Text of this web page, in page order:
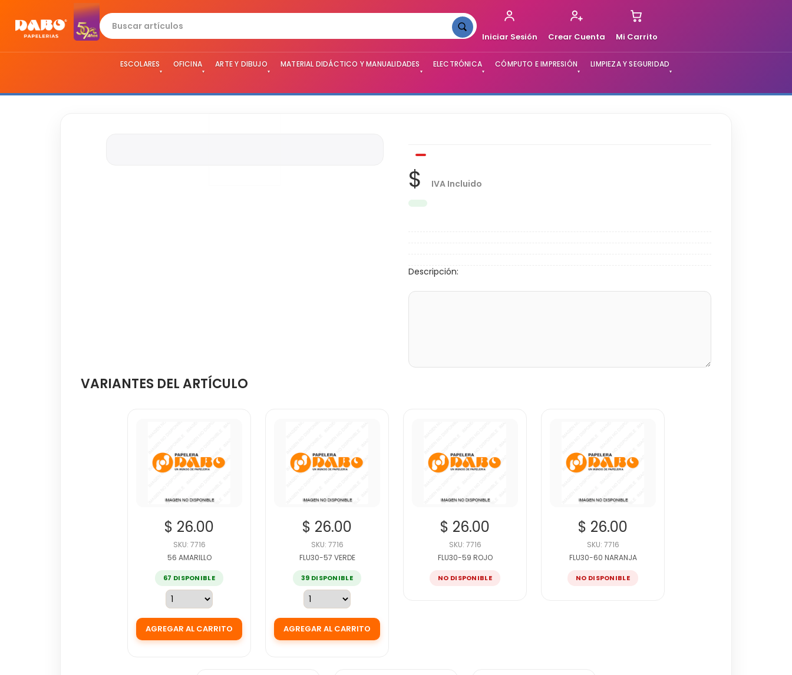
Iniciar Sesión Crear Cuenta Mi Carrito
ESCOLARES
▾
OFICINA
▾
ARTE Y DIBUJO
▾
MATERIAL DIDÁCTICO Y MANUALIDADES
▾
ELECTRÓNICA
▾
CÓMPUTO E IMPRESIÓN
▾
LIMPIEZA Y SEGURIDAD
▾
$ IVA Incluido
Descripción:
VARIANTES DEL ARTÍCULO
$ 26.00
SKU: 7716
56 AMARILLO
67 DISPONIBLE
$ 26.00
SKU: 7716
FLU30-57 VERDE
39 DISPONIBLE
$ 26.00
SKU: 7716
FLU30-59 ROJO
NO DISPONIBLE
$ 26.00
SKU: 7716
FLU30-60 NARANJA
NO DISPONIBLE